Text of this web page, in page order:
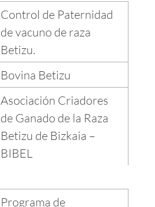
Control de Paternidad
de vacuno de raza
Betizu.
Bovina Betizu
Asociación Criadores
de Ganado de la Raza
Betizu de Bizkaia –
BIBEL
Programa de